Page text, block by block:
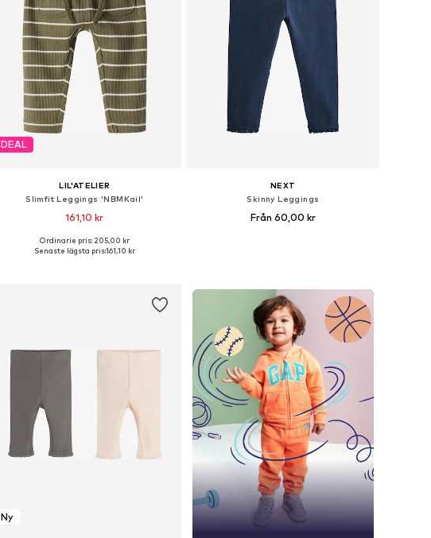
DEAL
LIL'ATELIER
Slimfit Leggings 'NBMKail'
161,10 kr
+1
Ordinarie pris: 205,00 kr
Senaste lägsta pris:161,10 kr
NEXT
Skinny Leggings
Från 60,00 kr
Ny